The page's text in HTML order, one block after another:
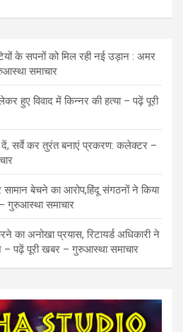
के सपनों को मिल रही नई उड़ान : अमर
समाचार
हुए विवाद में किन्नर की हत्या – पढ़ें पूरी
दें, सर्वे कर तुरंत बनाएं प्रकरण: कलेक्टर –
बेचने का आरोप,हिंदू संगठनों ने किया
गुरुआस्था समाचार
का अनोखा प्रयास, रिटायर्ड अधिकारी ने
– पढ़ें पूरी खबर – गुरुआस्था समाचार